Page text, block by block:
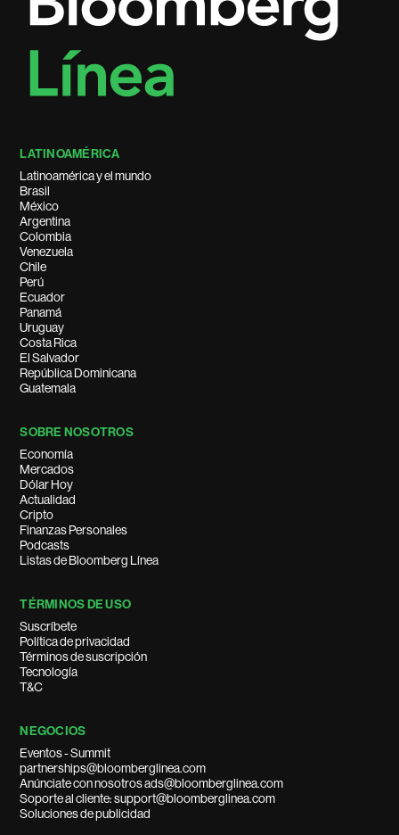
LATINOAMÉRICA
Latinoamérica y el mundo
Brasil
México
Argentina
Colombia
Venezuela
Chile
Perú
Ecuador
Panamá
Uruguay
Costa Rica
El Salvador
República Dominicana
Guatemala
SOBRE NOSOTROS
Economía
Mercados
Dólar Hoy
Actualidad
Cripto
Finanzas Personales
Podcasts
Listas de Bloomberg Línea
TÉRMINOS DE USO
Suscríbete
Política de privacidad
Términos de suscripción
Tecnología
T&C
NEGOCIOS
Eventos - Summit
partnerships@bloomberglinea.com
Anúnciate con nosotros ads@bloomberglinea.com
Soporte al cliente: support@bloomberglinea.com
Soluciones de publicidad